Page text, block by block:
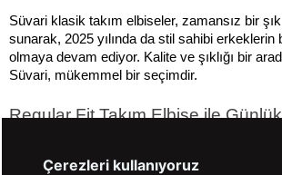
Süvari klasik takım elbiseler, zamansız bir
sunarak, 2025 yılında da stil sahibi erkeklerin
olmaya devam ediyor. Kalite ve şıklığı bir
Süvari, mükemmel bir seçimdir.
Regular Fit Takım Elbise ile Günlük
mükemmel bir seçenektir. 2025 modasının
Çerezleri kullanıyoruz